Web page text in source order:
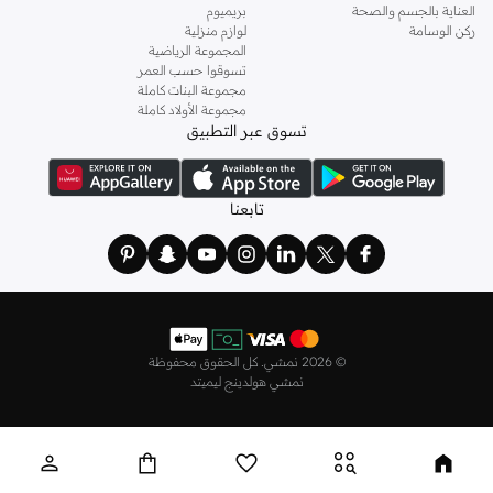
تسوقي الآن وأعيدي تعريف أسلوبك اليومي مع مجموعتنا من البلوزات والتيشيرتات
النسائية متعددة العبوات في البحرين.
العناية بالجسم والصحة
ركن الوسامة
بريميوم
لوازم منزلية
المجموعة الرياضية
تسوقوا حسب العمر
مجموعة البنات كاملة
مجموعة الأولاد كاملة
تسوق عبر التطبيق
تابعنا
© 2026 نمشي. كل الحقوق محفوظة
نمشي هولدينج ليميتد